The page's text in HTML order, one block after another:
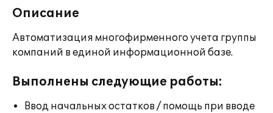
Описание
Автоматизация многофирменного учета группы
компаний в единой информационной базе.
Выполнены следующие работы:
Ввод начальных остатков / помощь при вводе